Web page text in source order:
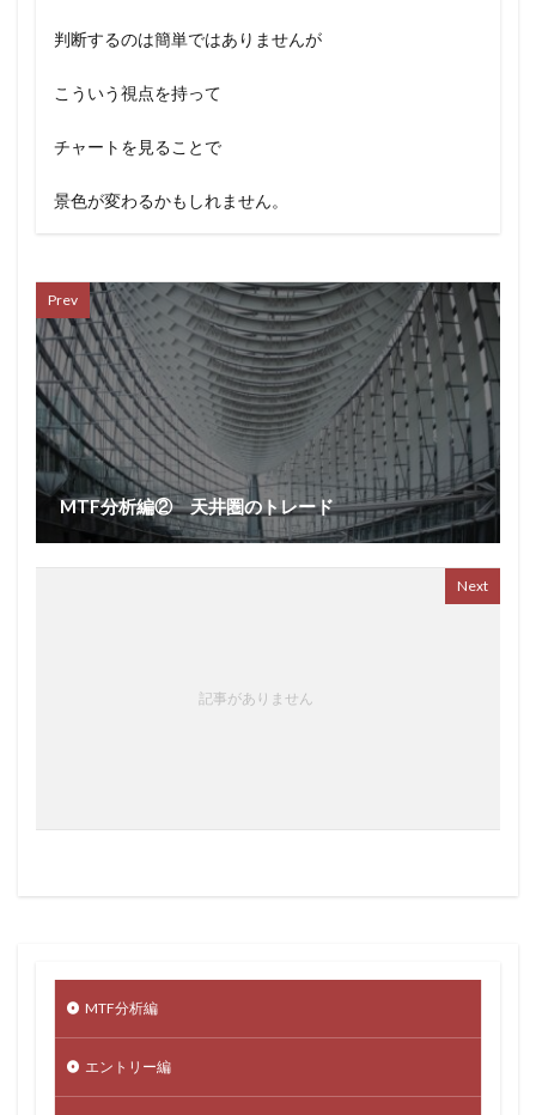
判断するのは簡単ではありませんが
こういう視点を持って
チャートを見ることで
景色が変わるかもしれません。
Prev
MTF分析編② 天井圏のトレード
Next
記事がありません
MTF分析編
エントリー編